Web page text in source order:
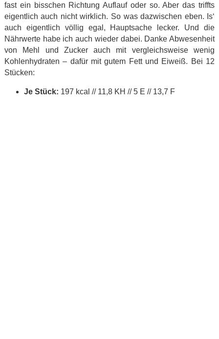
fast ein bisschen Richtung Auflauf oder so. Aber das triffts
eigentlich auch nicht wirklich. So was dazwischen eben. Is‘
auch eigentlich völlig egal, Hauptsache lecker. Und die
Nährwerte habe ich auch wieder dabei. Danke Abwesenheit
von Mehl und Zucker auch mit vergleichsweise wenig
Kohlenhydraten – dafür mit gutem Fett und Eiweiß. Bei 12
Stücken:
Je Stück: 197 kcal // 11,8 KH // 5 E // 13,7 F